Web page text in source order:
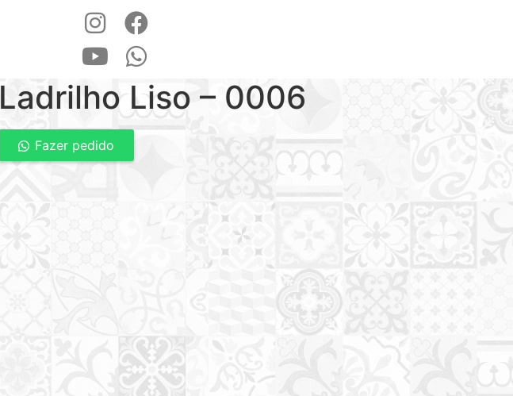
Ladrilho Liso – 0006
Fazer pedido